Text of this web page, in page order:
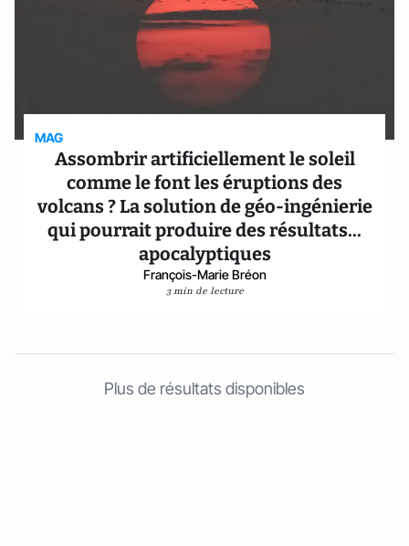
MAG
Assombrir artificiellement le soleil
comme le font les éruptions des
volcans ? La solution de géo-ingénierie
qui pourrait produire des résultats...
apocalyptiques
François-Marie Bréon
3 min de lecture
Plus de résultats disponibles